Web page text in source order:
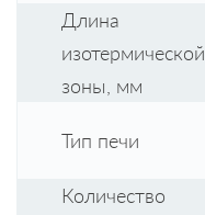
Длина
изотермической
зоны, мм
Тип печи
Количество